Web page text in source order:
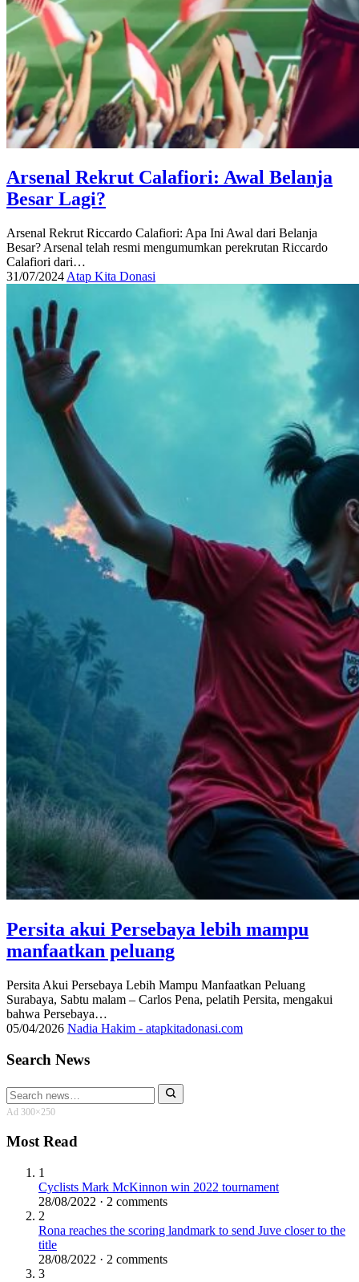
Arsenal Rekrut Calafiori: Awal Belanja
Besar Lagi?
Arsenal Rekrut Riccardo Calafiori: Apa Ini Awal dari Belanja
Besar? Arsenal telah resmi mengumumkan perekrutan Riccardo
Calafiori dari…
31/07/2024 Atap Kita Donasi
Persita akui Persebaya lebih mampu
manfaatkan peluang
Persita Akui Persebaya Lebih Mampu Manfaatkan Peluang
Surabaya, Sabtu malam – Carlos Pena, pelatih Persita, mengakui
bahwa Persebaya…
05/04/2026 Nadia Hakim - atapkitadonasi.com
Search News
Search
for:
Ad 300×250
Most Read
1
Cyclists Mark McKinnon win 2022 tournament
28/08/2022 · 2 comments
2
Rona reaches the scoring landmark to send Juve closer to the
title
28/08/2022 · 2 comments
3